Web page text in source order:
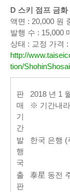
D 스키 점프 금
액면 : 20,000 원
발행 수 : 15,000
상태 : 교정 가격
http://
tion/
판
매
기
간
2018 년 1
※ 기간내
발
행
국
한국 은행 (
출
판
泰星 동전